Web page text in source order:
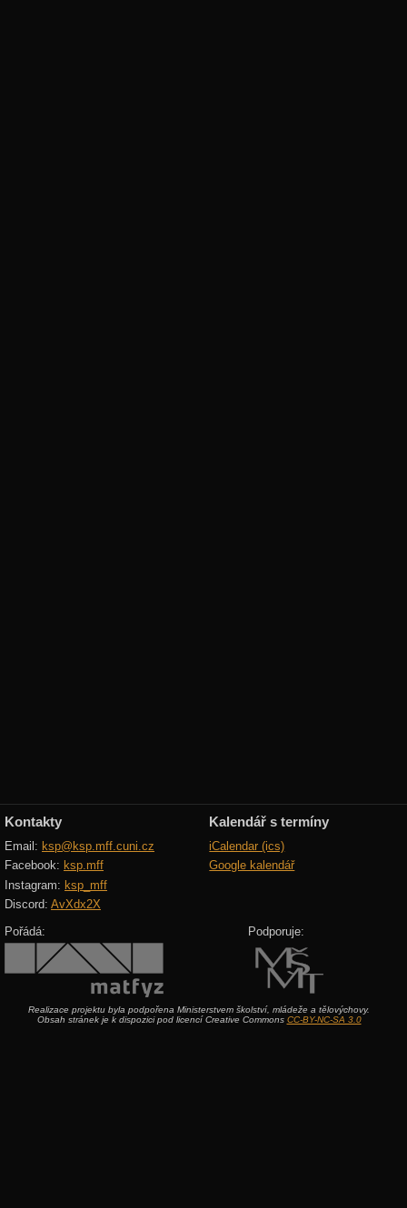
Kontakty
Email: ksp@ksp.mff.cuni.cz
Facebook: ksp.mff
Instagram: ksp_mff
Discord: AvXdx2X
Kalendář s termíny
iCalendar (ics)
Google kalendář
Pořádá: Podporuje:
Realizace projektu byla podpořena Ministerstvem školství, mládeže a tělovýchovy.
Obsah stránek je k dispozici pod licencí Creative Commons CC-BY-NC-SA 3.0